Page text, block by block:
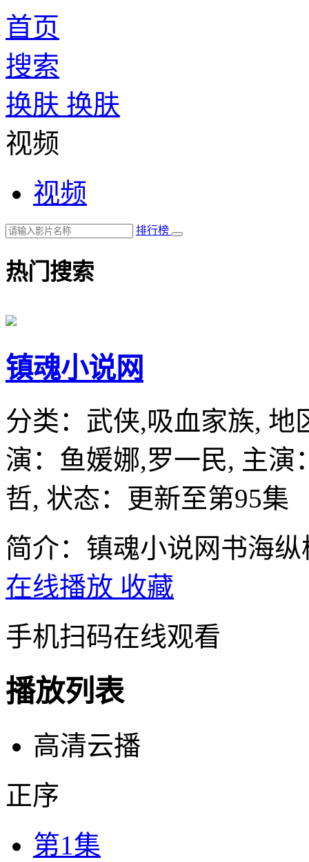
首页
搜索
换肤 换肤
视频
视频
排行榜
热门搜索
镇魂小说网
分类： 武侠,吸血家族, 地
演： 鱼媛娜,罗一民, 主演
哲, 状态：更新至第95集
简介：镇魂小说网书海
在线播放 收藏
手机扫码在线观看
播放列表
高清云播
正序
第1集